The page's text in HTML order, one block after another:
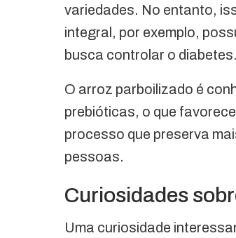
variedades. No entanto,
integral, por exemplo,
busca controlar o diabetes.
O arroz parboilizado é
prebióticas, o que
processo que preserva
pessoas.
Curiosidades
Uma curiosidade